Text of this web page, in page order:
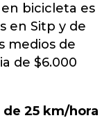
bicicleta es
en Sitp y de
medios de
de $6.000
25 km/hora